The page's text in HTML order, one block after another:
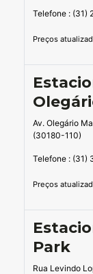
Telefone : (31)
Preços
Av. Olegário
(30180-110)
Telefone : (31)
Preços
Park
Rua Levindo